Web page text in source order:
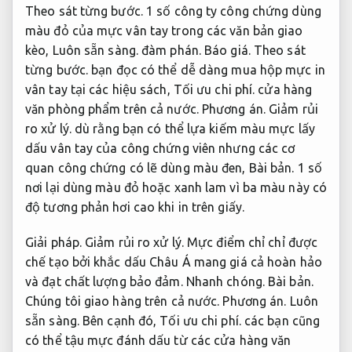
Theo sát từng bước.1 số công ty công chứng dùng
màu đỏ của mực vân tay trong các văn bản giao
kèo, Luôn sẵn sàng.đàm phán. Báo giá. Theo sát
từng bước. bạn đọc có thể dễ dàng mua hộp mực in
vân tay tại các hiệu sách, Tối ưu chi phí. cửa hàng
văn phòng phẩm trên cả nước. Phương án. Giảm rủi
ro xử lý.dù rằng bạn có thể lựa kiếm màu mực lấy
dấu vân tay của công chứng viên nhưng các cơ
quan công chứng có lẽ dùng màu đen, Bài bản. 1 số
nơi lại dùng màu đỏ hoặc xanh lam vì ba màu này có
độ tương phản hơi cao khi in trên giấy.
Giải pháp. Giảm rủi ro xử lý.Mực điểm chỉ chỉ được
chế tạo bởi khắc dấu Châu Á mang giá cả hoàn hảo
và đạt chất lượng bảo đảm. Nhanh chóng. Bài bản.
Chúng tôi giao hàng trên cả nước. Phương án. Luôn
sẵn sàng.Bên cạnh đó, Tối ưu chi phí.các bạn cũng
có thể tậu mực đánh dấu từ các cửa hàng văn